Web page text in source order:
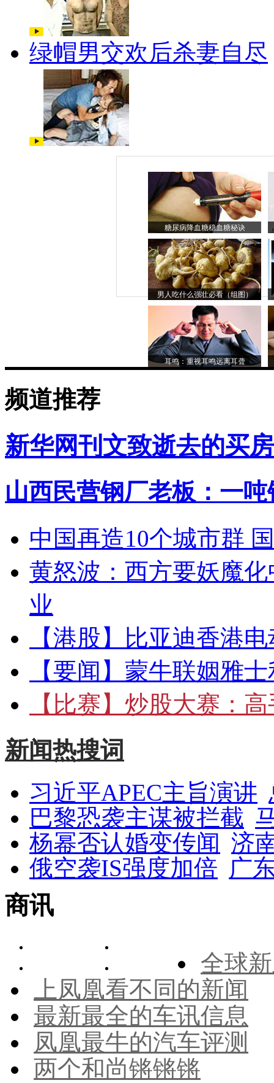
绿帽男交欢后杀妻自尽
糖尿病降血糖稳血糖秘诀
男人吃什么强壮必看（组图）
耳鸣：重视耳鸣远离耳聋
频道推荐
新华网刊文致逝去的买
山西民营钢厂老板：一
中国再造10个城市群
黄怒波：西方要妖魔
业
【港股】
比亚迪香港
【要闻】 蒙牛联姻雅
【比赛】 炒股大赛：高
新闻热搜词
习近平APEC主旨演讲
巴黎恐袭主谋被拦截
杨幂否认婚变传闻 济
俄空袭IS强度加倍 广
商讯
全球
上凤凰看不同的新闻
最新最全的车讯信息
凤凰最牛的汽车评测
两个和尚锵锵锵